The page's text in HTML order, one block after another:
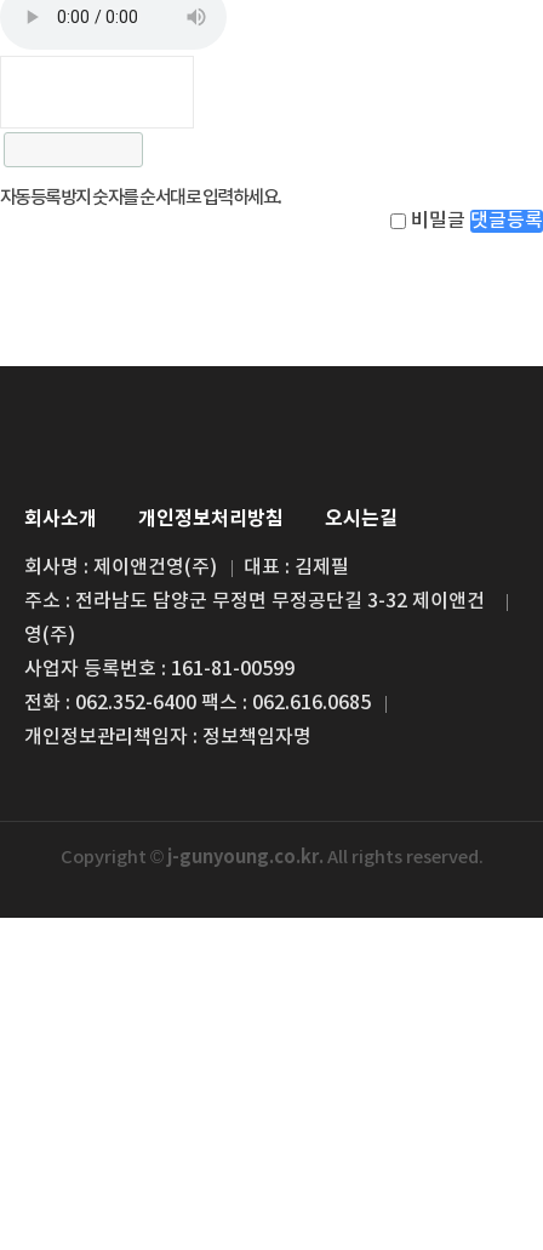
자동등록방지 숫자를 순서대로 입력하세요.
비밀글 댓글등록
회사소개 개인정보처리방침 오시는길
회사명 : 제이앤건영(주)
대표 : 김제필
주소 : 전라남도 담양군 무정면 무정공단길 3-32 제이앤건
영(주)
사업자 등록번호 : 161-81-00599
전화 : 062.352-6400 팩스 : 062.616.0685
개인정보관리책임자 : 정보책임자명
Copyright © j-gunyoung.co.kr. All rights reserved.